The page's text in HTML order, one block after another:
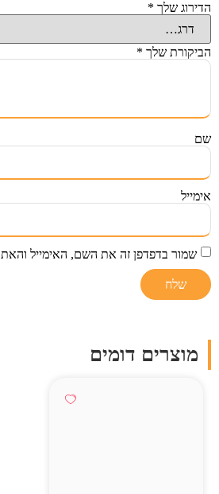
הדירוג שלך *
הביקורת שלך *
שם
אימייל
שמור בדפדפן זה את השם, האימייל
מוצרים דומים